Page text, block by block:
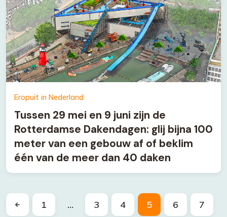
Eropuit in Nederland
Tussen 29 mei en 9 juni zijn de
Rotterdamse Dakendagen: glij bijna 100
meter van een gebouw af of beklim
één van de meer dan 40 daken
1 … 3 4 5 6 7